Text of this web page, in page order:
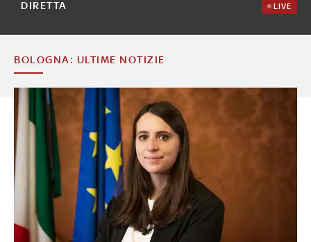
DIRETTA LIVE
BOLOGNA: ULTIME NOTIZIE